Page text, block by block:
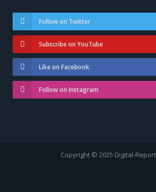
Follow on Twitter
Subscribe on YouTube
Like on Facebook
Follow on Instagram
Copyright © 2025 Digital-